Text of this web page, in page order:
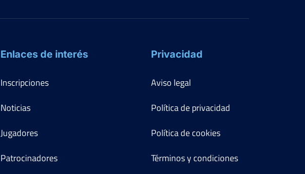
Enlaces de interés
Inscripciones
Noticias
Jugadores
Patrocinadores
Privacidad
Aviso legal
Política de privacidad
Política de cookies
Términos y condiciones